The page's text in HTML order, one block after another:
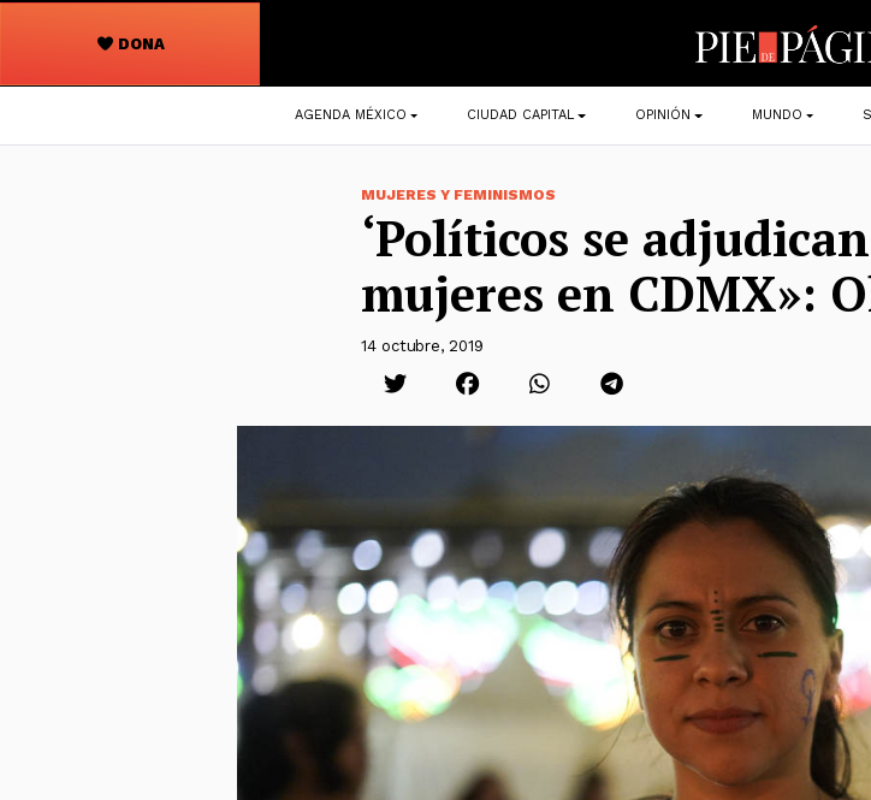
DONA
Navegación
principal
AGENDA MÉXICO CIUDAD CAPITAL OPINIÓN MUNDO
MUJERES Y FEMINISMOS
‘Políticos se
mujeres en CDMX»:
14 octubre, 2019